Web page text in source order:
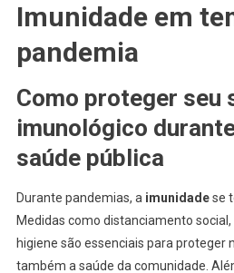
Imunidade em
pandemia
Como proteger seu
imunológico
saúde pública
Durante pandemias, a imunidadese
Medidas como distanciamento
higiene são essenciais para proteger
também a saúde da comunidade.